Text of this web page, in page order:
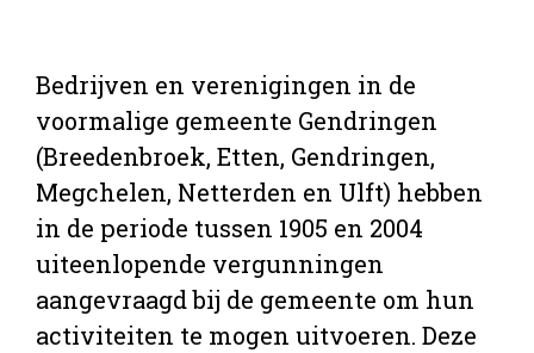
Bedrijven en verenigingen in de
voormalige gemeente Gendringen
(Breedenbroek, Etten, Gendringen,
Megchelen, Netterden en Ulft) hebben
in de periode tussen 1905 en 2004
uiteenlopende vergunningen
aangevraagd bij de gemeente om hun
activiteiten te mogen uitvoeren. Deze